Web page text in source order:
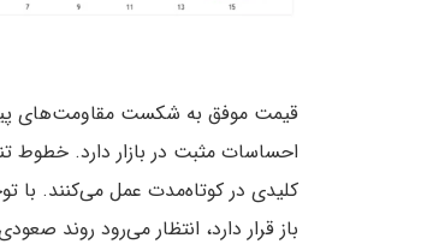
قیمت موفق به شکست مقاومت‌های
احساسات مثبت در بازار دارد. خطوط
کلیدی در کوتاه‌مدت عمل می‌کنند. با
باز قرار دارد، انتظار می‌رود روند